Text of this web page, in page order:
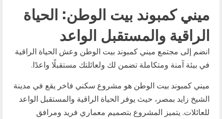
ميني كمبوند بيت الوطن: الحياة
الراقية والمستقبل الواعد
انضم إلى مجتمع ميني كمبوند بيت الوطن وعش الحياة الراقية
في بيئة آمنة ومتكاملة تضمن لك ولعائلتك مستقبلًا واعدًا.
ميني كمبوند بيت الوطن هو مشروع سكني فاخر يقع في مدينة
الشيخ زايد بمصر، حيث يوفر الحياة الراقية والمستقبل الواعد
للعائلات. يتميز المشروع بتصميم معماري فريد ومرافق